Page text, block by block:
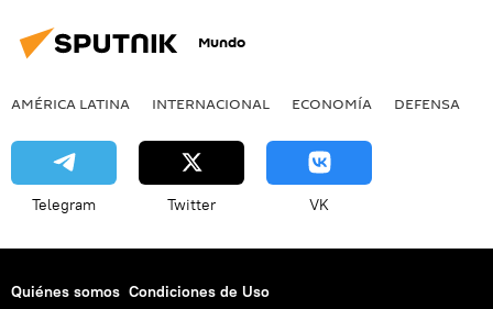
Mundo
AMÉRICA LATINA INTERNACIONAL ECONOMÍA DEFENSA
Telegram Twitter VK
Quiénes somos Condiciones de Uso